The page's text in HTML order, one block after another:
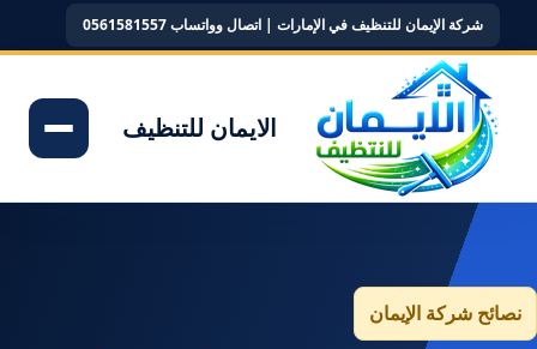
شركة الإيمان للتنظيف في الإمارات | اتصال وواتساب 0561581557
الايمان للتنظيف
نصائح شركة الإيمان